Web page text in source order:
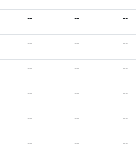
-- -- --
-- -- --
-- -- --
-- -- --
-- -- --
-- -- --